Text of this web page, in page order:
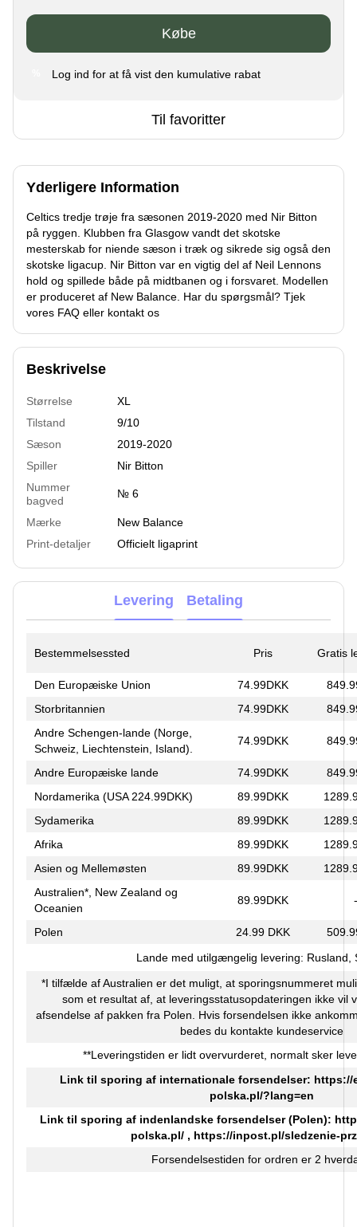
Købe
Log ind for at få vist den kumulative rabat
Til favoritter
Yderligere Information
Celtics tredje trøje fra sæsonen 2019-2020 med Nir Bitton
på ryggen. Klubben fra Glasgow vandt det skotske
mesterskab for niende sæson i træk og sikrede sig også den
skotske ligacup. Nir Bitton var en vigtig del af Neil Lennons
hold og spillede både på midtbanen og i forsvaret. Modellen
er produceret af New Balance. Har du spørgsmål? Tjek
vores FAQ eller kontakt os
Beskrivelse
Størrelse
XL
Tilstand
9/10
Sæson
2019-2020
Spiller
Nir Bitton
Nummer
bagved
№ 6
Mærke
New Balance
Print-detaljer
Officielt ligaprint
Levering Betaling
Bestemmelsessted Pris Gratis
Den Europæiske Union 74.99DKK
Storbritannien
74.99DKK
Andre Schengen-lande (Norge,
Schweiz, Liechtenstein, Island).
74.99DKK
Andre Europæiske lande 74.99DKK
Nordamerika (USA 224.99DKK)
89.99DKK
Sydamerika
89.99DKK
Afrika
89.99DKK
Asien og Mellemøsten
89.99DKK
Australien*, New Zealand og
Oceanien
89.99DKK -
Polen 24.99 DKK
Lande med utilgængelig levering: Rusland,
*I tilfælde af Australien er det muligt, at sporingsnummeret
som et resultat af, at leveringsstatusopdateringen ikke
afsendelse af pakken fra Polen. Hvis forsendelsen ikke
bedes du kontakte kundeservice
**Leveringstiden er lidt overvurderet, normalt sker
Link til sporing af internationale forsendelser: https://
polska.pl/?lang=en
Link til sporing af indenlandske forsendelser (Polen):
polska.pl/ , https://inpost.pl/sledzenie-
Forsendelsestiden for ordren er 2